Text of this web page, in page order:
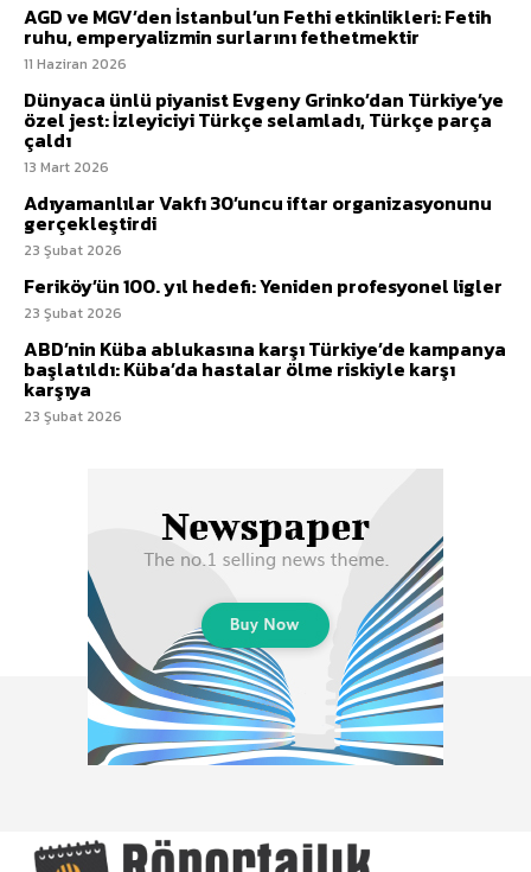
AGD ve MGV’den İstanbul’un Fethi etkinlikleri: Fetih
ruhu, emperyalizmin surlarını fethetmektir
11 Haziran 2026
Dünyaca ünlü piyanist Evgeny Grinko’dan Türkiye’ye
özel jest: İzleyiciyi Türkçe selamladı, Türkçe parça
çaldı
13 Mart 2026
Adıyamanlılar Vakfı 30’uncu iftar organizasyonunu
gerçekleştirdi
23 Şubat 2026
Feriköy’ün 100. yıl hedefi: Yeniden profesyonel ligler
23 Şubat 2026
ABD’nin Küba ablukasına karşı Türkiye’de kampanya
başlatıldı: Küba’da hastalar ölme riskiyle karşı
karşıya
23 Şubat 2026